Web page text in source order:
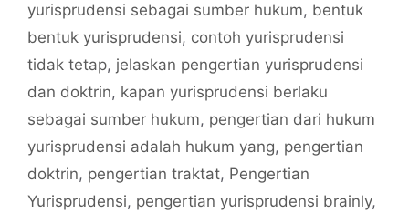
yurisprudensi sebagai sumber hukum, bentuk
bentuk yurisprudensi, contoh yurisprudensi
tidak tetap, jelaskan pengertian yurisprudensi
dan doktrin, kapan yurisprudensi berlaku
sebagai sumber hukum, pengertian dari hukum
yurisprudensi adalah hukum yang, pengertian
doktrin, pengertian traktat, Pengertian
Yurisprudensi, pengertian yurisprudensi brainly,